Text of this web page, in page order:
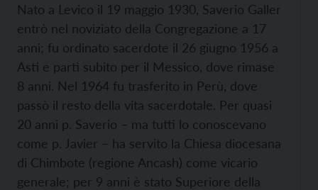
Nato a Levico il 19 maggio 1930, Saverio Galler
entrò nel noviziato della Congregazione a 17
anni; fu ordinato sacerdote il 26 giugno 1956 a
Asti e partì subito per il Messico, dove rimase
8 anni. Nel 1964 fu trasferito in Perù, dove
passò il resto della vita sacerdotale. Per quasi
20 anni p. Saverio – ma tutti lo conoscevano
come p. Javier – ha servito la Chiesa diocesana
di Chimbote (regione Ancash) come vicario
generale; per 9 anni è stato Superiore della